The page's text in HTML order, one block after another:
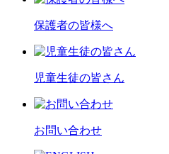
保護者の皆様へ
児童生徒の皆さん
お問い合わせ